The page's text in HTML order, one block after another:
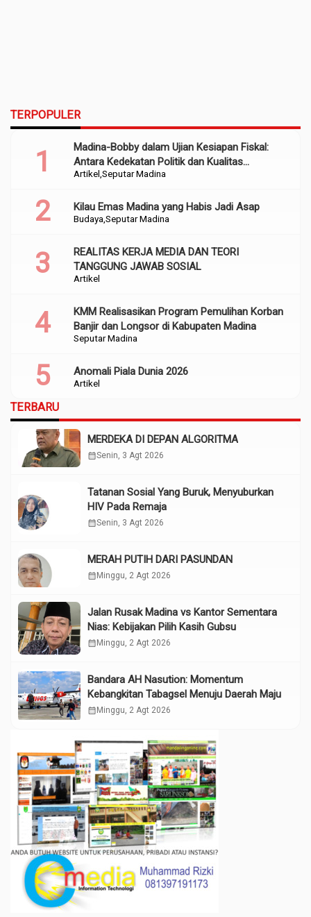
TERPOPULER
Artikel Seputar Madina
Madina-Bobby dalam Ujian Kesiapan Fiskal:
Antara Kedekatan Politik dan Kualitas
Perencanaan
Budaya Seputar Madina
Kilau Emas Madina yang Habis Jadi Asap
Artikel
REALITAS KERJA MEDIA DAN TEORI
TANGGUNG JAWAB SOSIAL
Seputar Madina
KMM Realisasikan Program Pemulihan Korban
Banjir dan Longsor di Kabupaten Madina
Artikel
Anomali Piala Dunia 2026
TERBARU
MERDEKA DI DEPAN ALGORITMA
calendar_monthSenin, 3 Agt 2026
Tatanan Sosial Yang Buruk, Menyuburkan
HIV Pada Remaja
calendar_monthSenin, 3 Agt 2026
MERAH PUTIH DARI PASUNDAN
calendar_monthMinggu, 2 Agt 2026
Jalan Rusak Madina vs Kantor Sementara
Nias: Kebijakan Pilih Kasih Gubsu
calendar_monthMinggu, 2 Agt 2026
Bandara AH Nasution: Momentum
Kebangkitan Tabagsel Menuju Daerah Maju
calendar_monthMinggu, 2 Agt 2026